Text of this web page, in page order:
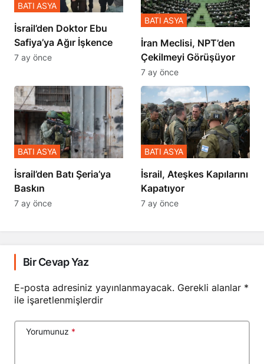
İsrail’den Doktor Ebu
Safiya’ya Ağır İşkence
BATI ASYA
7 ay önce
İran Meclisi, NPT’den
Çekilmeyi Görüşüyor
BATI ASYA
7 ay önce
​​​​​​​İsrail’den Batı Şeria’ya
Baskın
BATI ASYA
7 ay önce
İsrail, Ateşkes Kapılarını
Kapatıyor
BATI ASYA
7 ay önce
Bir Cevap Yaz
E-posta adresiniz yayınlanmayacak. Gerekli alanlar *
ile işaretlenmişlerdir
Yorumunuz *